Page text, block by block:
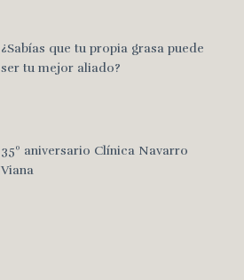
¿Sabías que tu propia grasa puede
ser tu mejor aliado?
35º aniversario Clínica Navarro
Viana